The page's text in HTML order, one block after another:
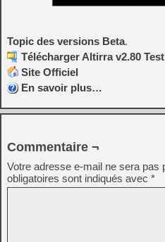
Topic des versions Beta.
Télécharger Altirra v2.80
Site Officiel
En savoir plus…
Commentaire ¬
Votre adresse e-mail ne sera pas
obligatoires sont indiqués avec *